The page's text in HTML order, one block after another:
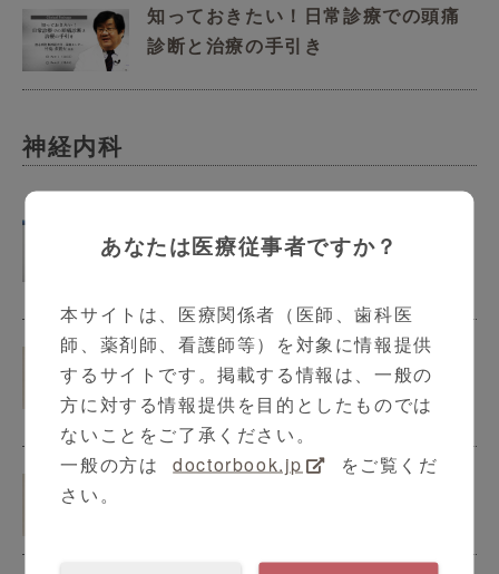
知っておきたい！日常診療での頭痛
診断と治療の手引き
神経内科
法・予防について
アルツハイマー型認知症の診断と治
療
4:53
アルツハイマー型認知症について
あなたは医療従事者ですか？
本サイトは、医療関係者（医師、歯科医
師、薬剤師、看護師等）を対象に情報提供
するサイトです。掲載する情報は、一般の
方に対する情報提供を目的としたものでは
ないことをご了承ください。
一般の方は
doctorbook.jp
をご覧くだ
さい。